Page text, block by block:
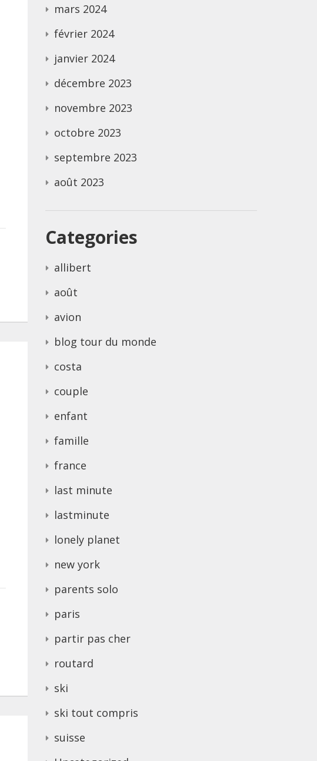
mars 2024
février 2024
janvier 2024
décembre 2023
novembre 2023
octobre 2023
septembre 2023
août 2023
Categories
allibert
août
avion
blog tour du monde
costa
couple
enfant
famille
france
last minute
lastminute
lonely planet
new york
parents solo
paris
partir pas cher
routard
ski
ski tout compris
suisse